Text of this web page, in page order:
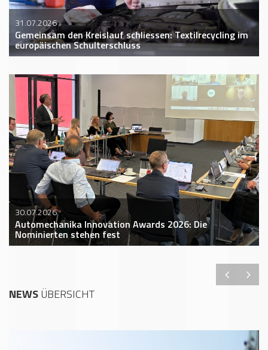
31.07.2026
Gemeinsam den Kreislauf schliessen: Textilrecycling im
europäischen Schulterschluss
30.07.2026
Automechanika Innovation Awards 2026: Die
Nominierten stehen fest
NEWSÜBERSICHT